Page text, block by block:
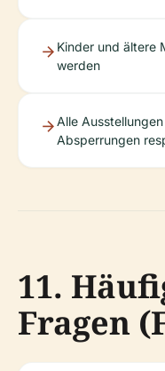
Kinder und ältere
werden
Alle
Absperrungen
11.
Fragen